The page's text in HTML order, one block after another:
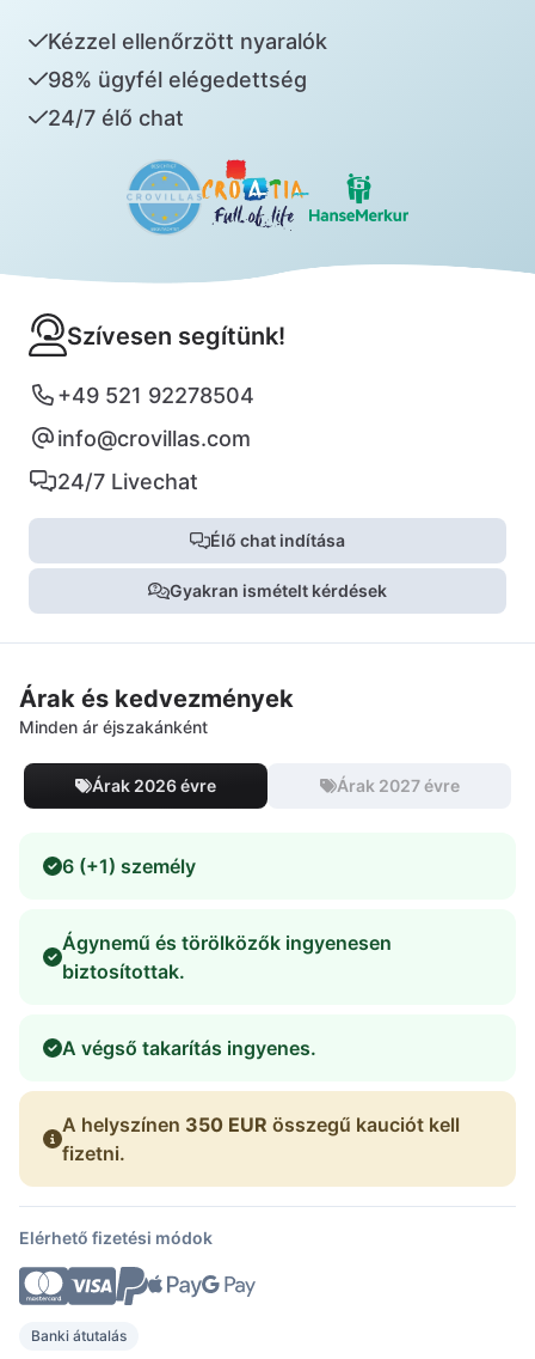
Kézzel ellenőrzött nyaralók
98% ügyfél elégedettség
24/7 élő chat
Szívesen segítünk!
+49 521 92278504
info@crovillas.com
24/7 Livechat
Élő chat indítása
Gyakran ismételt kérdések
Árak és kedvezmények
Minden ár éjszakánként
Árak 2026 évre Árak 2027 évre
6 (+1) személy
Ágynemű és törölközők ingyenesen
biztosítottak.
A végső takarítás ingyenes.
A helyszínen 350 EUR összegű kauciót kell
fizetni.
Elérhető fizetési módok
Banki átutalás